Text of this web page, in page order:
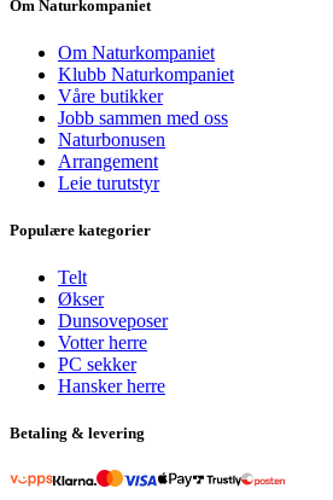
Om Naturkompaniet
Om Naturkompaniet
Klubb Naturkompaniet
Våre butikker
Jobb sammen med oss
Naturbonusen
Arrangement
Leie turutstyr
Populære kategorier
Telt
Økser
Dunsoveposer
Votter herre
PC sekker
Hansker herre
Betaling & levering